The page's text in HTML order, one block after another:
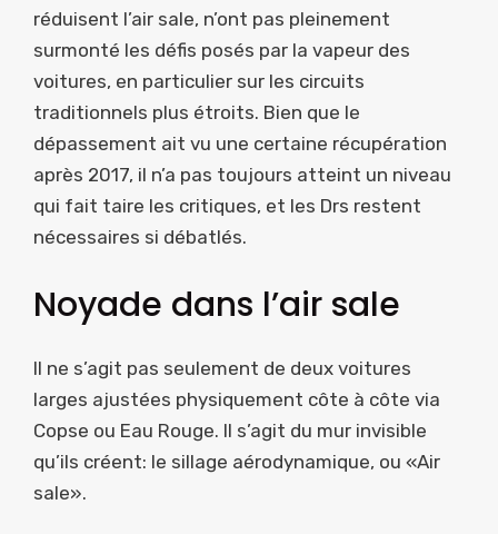
réduisent l’air sale, n’ont pas pleinement
surmonté les défis posés par la vapeur des
voitures, en particulier sur les circuits
traditionnels plus étroits. Bien que le
dépassement ait vu une certaine récupération
après 2017, il n’a pas toujours atteint un niveau
qui fait taire les critiques, et les Drs restent
nécessaires si débatlés.
Noyade dans l’air sale
Il ne s’agit pas seulement de deux voitures
larges ajustées physiquement côte à côte via
Copse ou Eau Rouge. Il s’agit du mur invisible
qu’ils créent: le sillage aérodynamique, ou «Air
sale».